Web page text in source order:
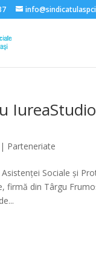
| Parteneriate
Sociale și
firmă din Târgu